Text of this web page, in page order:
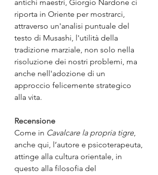
antichi maestri, Giorgio Nardone ci
riporta in Oriente per mostrarci,
attraverso un'analisi puntuale del
testo di Musashi, l'utilità della
tradizione marziale, non solo nella
risoluzione dei nostri problemi, ma
anche nell'adozione di un
approccio felicemente strategico
alla vita.
Recensione
Come in Cavalcare la propria tigre,
anche qui, l’autore e psicoterapeuta,
attinge alla cultura orientale, in
questo alla filosofia del